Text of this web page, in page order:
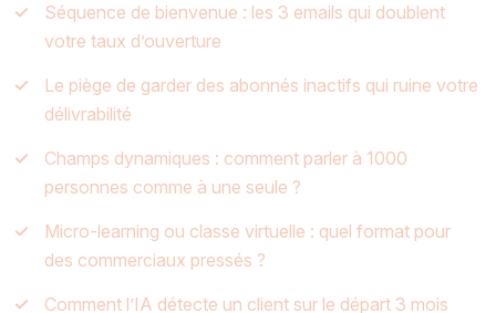
Séquence de bienvenue : les 3 emails qui doublent
votre taux d’ouverture
Le piège de garder des abonnés inactifs qui ruine votre
délivrabilité
Champs dynamiques : comment parler à 1000
personnes comme à une seule ?
Micro-learning ou classe virtuelle : quel format pour
des commerciaux pressés ?
Comment l’IA détecte un client sur le départ 3 mois